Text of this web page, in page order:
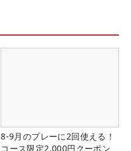
8-9月のプレーに2回使える！
コース限定2,000円クーポン